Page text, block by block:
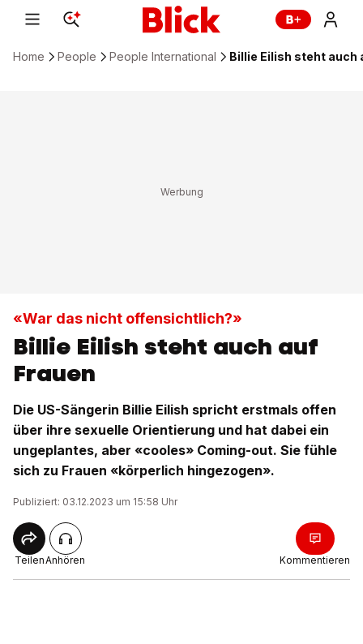
Home People People International Billie Eilish steht auch
«War das nicht offensichtlich?»
Billie Eilish steht auch auf
Frauen
Die US-Sängerin Billie Eilish spricht erstmals offen
über ihre sexuelle Orientierung und hat dabei ein
ungeplantes, aber «cooles» Coming-out. Sie fühle
sich zu Frauen «körperlich hingezogen».
Publiziert: 03.12.2023 um 15:58 Uhr
TeilenAnhören Kommentieren